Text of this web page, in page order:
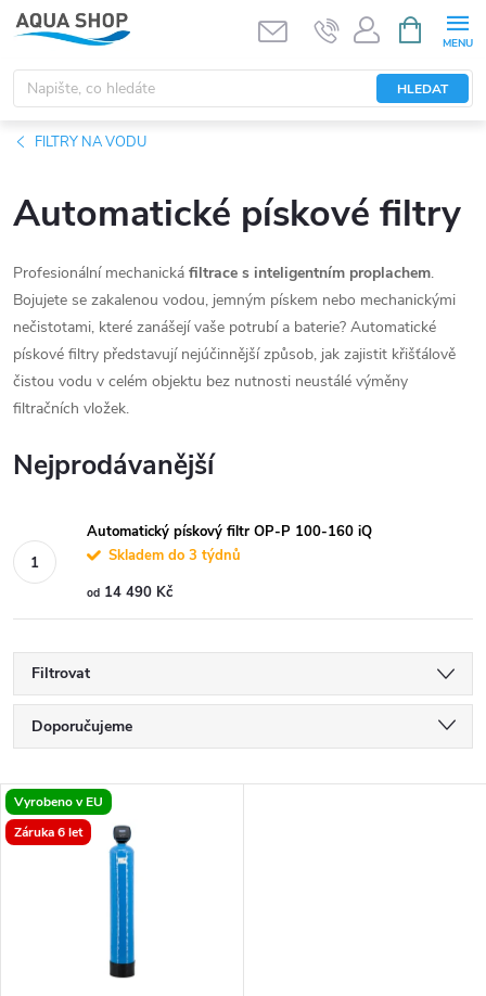
Přejít
na
obsah
HLEDAT
NÁKUPNÍ
KOŠÍK
FILTRY NA VODU
Automatické pískové filtry
Profesionální mechanická filtrace s inteligentním proplachem.
Bojujete se zakalenou vodou, jemným pískem nebo mechanickými
nečistotami, které zanášejí vaše potrubí a baterie? Automatické
pískové filtry představují nejúčinnější způsob, jak zajistit křišťálově
čistou vodu v celém objektu bez nutnosti neustálé výměny
filtračních vložek.
Nejprodávanější
Automatický pískový filtr OP-P 100-160 iQ
Skladem do 3 týdnů
od 14 490 Kč
Filtrovat
Ř
a
z
Doporučujeme
Nejdražší
Nejprodávanější
V
ý
Vyrobeno v EU
Záruka 6 let